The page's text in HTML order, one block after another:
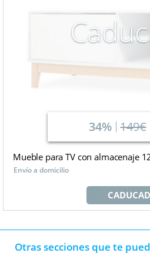
34% 149€
Mueble para TV con almacenaje
Envío a domicilio
Otras secciones que te